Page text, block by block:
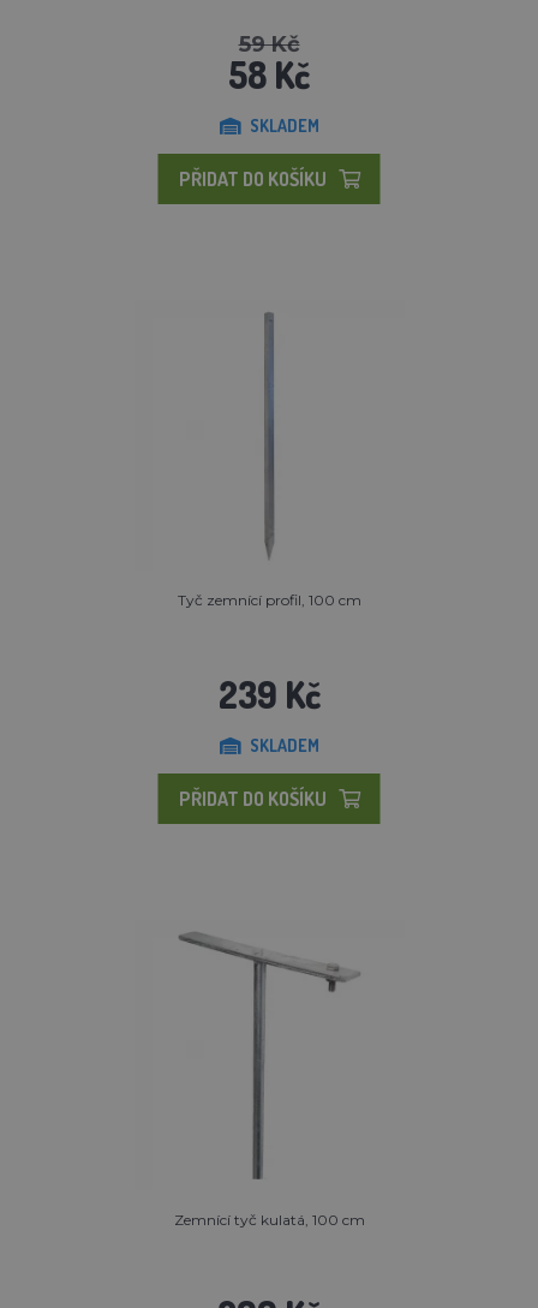
59 Kč
58 Kč
SKLADEM
PŘIDAT DO KOŠÍKU
Tyč zemnící profil, 100 cm
239 Kč
SKLADEM
PŘIDAT DO KOŠÍKU
Zemnící tyč kulatá, 100 cm